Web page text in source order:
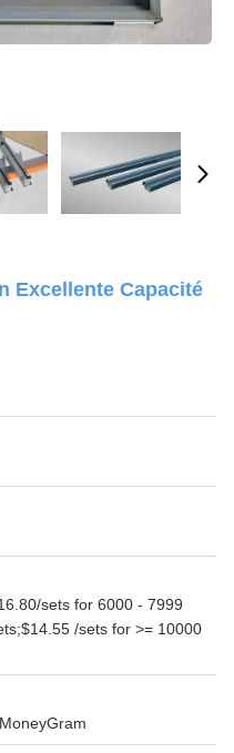
Excellente Capacité
sets for 6000 - 7999
/sets for >= 10000